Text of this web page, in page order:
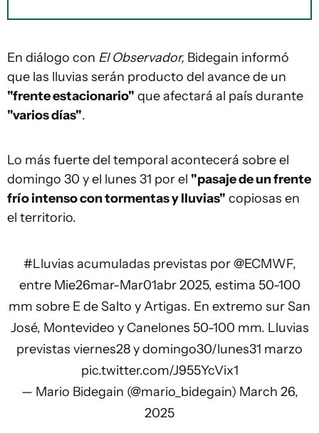
En diálogo con El Observador, Bidegain informó
que las lluvias serán producto del avance de un
"frente estacionario" que afectará al país durante
"varios días".
Lo más fuerte del temporal acontecerá sobre el
domingo 30 y el lunes 31 por el "pasaje de un frente
frío intenso con tormentas y lluvias" copiosas en
el territorio.
#Lluvias acumuladas previstas por @ECMWF,
entre Mie26mar-Mar01abr 2025, estima 50-100
mm sobre E de Salto y Artigas. En extremo sur San
José, Montevideo y Canelones 50-100 mm. Lluvias
previstas viernes28 y domingo30/lunes31 marzo
pic.twitter.com/J955YcVix1
— Mario Bidegain (@mario_bidegain) March 26,
2025